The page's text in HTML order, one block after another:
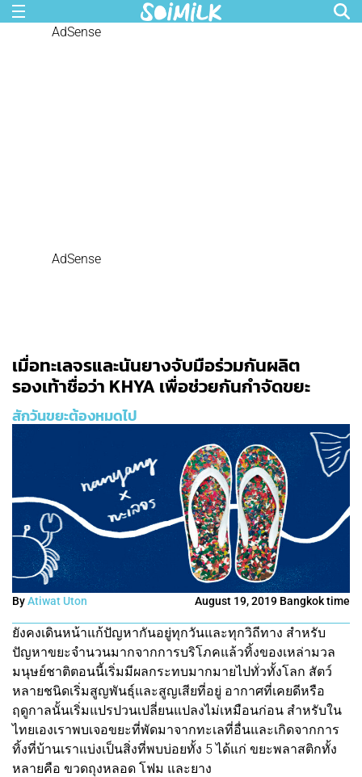
AdSense
AdSense
เมื่อทะเลจรและนันยางจับมือร่วมกันผลิต
รองเท้าชื่อว่า KHYA เพื่อช่วยกันกำจัดขยะ
สักวันขยะต้องหมดไป
ByAtiwat Uton August 19, 2019 Bangkok time
ยังคงเดินหน้าแก้ปัญหากันอยู่ทุกวันและทุกวิถีทาง สำหรับ
ปัญหาขยะจำนวนมากจากการบริโภคแล้วทิ้งของเหล่ามวล
มนุษย์ชาติตอนนี้เริ่มมีผลกระทบมากมายไปทั่วทั้งโลก สัตว์
หลายชนิดเริ่มสูญพันธ์ุและสูญเสียที่อยู่ อากาศที่เคยดีหรือ
ฤดูกาลนั้นเริ่มแปรปวนเปลี่ยนแปลงไม่เหมือนก่อน สำหรับใน
ไทยเองเราพบเจอขยะที่พัดมาจากทะเลที่อื่นและเกิดจากการ
ทิ้งที่บ้านเราแบ่งเป็นสิ่งที่พบบ่อยทั้ง 5 ได้แก่ ขยะพลาสติกทั้ง
หลายคือ ขวดถุงหลอด โฟม และยาง